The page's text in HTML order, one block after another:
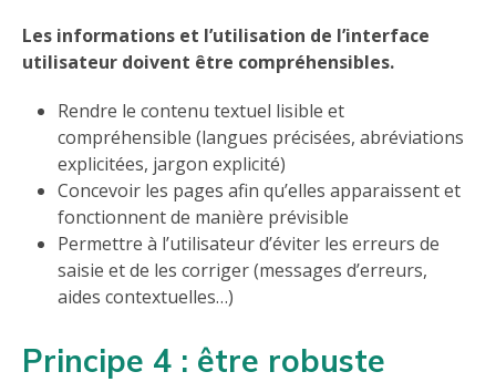
Les informations et l’utilisation de l’interface
utilisateur doivent être compréhensibles.
Rendre le contenu textuel lisible et
compréhensible (langues précisées, abréviations
explicitées, jargon explicité)
Concevoir les pages afin qu’elles apparaissent et
fonctionnent de manière prévisible
Permettre à l’utilisateur d’éviter les erreurs de
saisie et de les corriger (messages d’erreurs,
aides contextuelles…)
Principe 4 : être robuste